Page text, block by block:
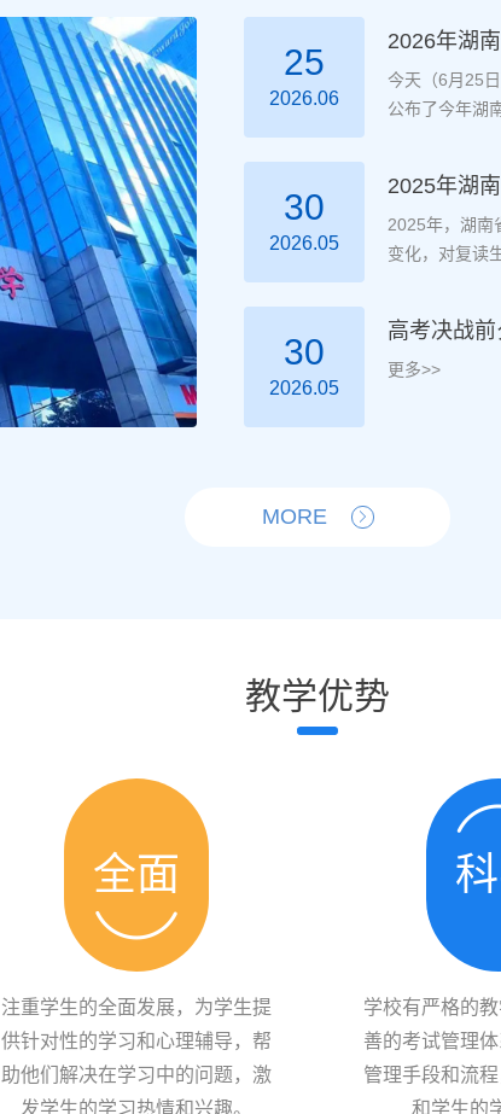
25
2026.06
2026年湖
今天（6月25
公布了今年湖
30
2026.05
2025年湖
2025年，湖南
变化，对复读
30
2026.05
高考决战前
更多>>
MORE
教学优势
全面
注重学生的全面发展，为学生提
供针对性的学习和心理辅导，帮
助他们解决在学习中的问题，激
发学生的学习热情和兴趣。
学校有严格的
善的考试管理
管理手段和流
和学生的